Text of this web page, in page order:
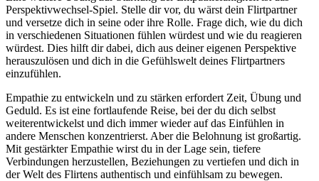
Perspektivwechsel-Spiel. Stelle dir vor, du wärst dein Flirtpartner
und versetze dich in seine oder ihre Rolle. Frage dich, wie du dich
in verschiedenen Situationen fühlen würdest und wie du reagieren
würdest. Dies hilft dir dabei, dich aus deiner eigenen Perspektive
herauszulösen und dich in die Gefühlswelt deines Flirtpartners
einzufühlen.
Empathie zu entwickeln und zu stärken erfordert Zeit, Übung und
Geduld. Es ist eine fortlaufende Reise, bei der du dich selbst
weiterentwickelst und dich immer wieder auf das Einfühlen in
andere Menschen konzentrierst. Aber die Belohnung ist großartig.
Mit gestärkter Empathie wirst du in der Lage sein, tiefere
Verbindungen herzustellen, Beziehungen zu vertiefen und dich in
der Welt des Flirtens authentisch und einfühlsam zu bewegen.